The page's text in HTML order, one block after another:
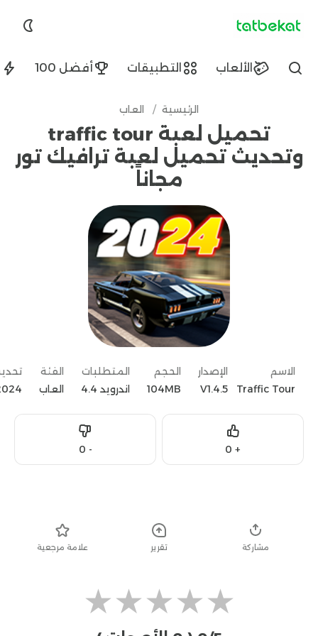
tatbekat.net
الألعاب التطبيقات أفضل 100
Find
الرئيسية / العاب
تحميل لعبة traffic tour
وتحديث تحميل لعبة ترافيك تور
مجاناً
الاسم
Traffic Tour
الإصدار
V1.4.5
الحجم
104MB
المتطلبات
اندرويد 4.4
الفئة
العاب
+
0
Like
-
0
Dislike
مشاركة تقرير علامة مرجعية
★
★
★
★
★